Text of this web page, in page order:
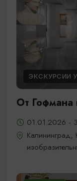
ЭКСКУРСИИ
От Гофмана
01.01.2026 -
Калининград,